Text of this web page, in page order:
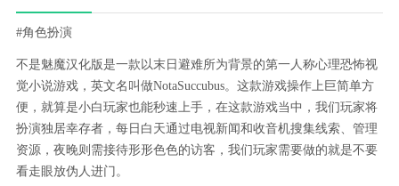
#角色扮演
不是魅魔汉化版是一款以末日避难所为背景的第一人称心理恐怖视
觉小说游戏，英文名叫做NotaSuccubus。这款游戏操作上巨简单方
便，就算是小白玩家也能秒速上手，在这款游戏当中，我们玩家将
扮演独居幸存者，每日白天通过电视新闻和收音机搜集线索、管理
资源，夜晚则需接待形形色色的访客，我们玩家需要做的就是不要
看走眼放伪人进门。